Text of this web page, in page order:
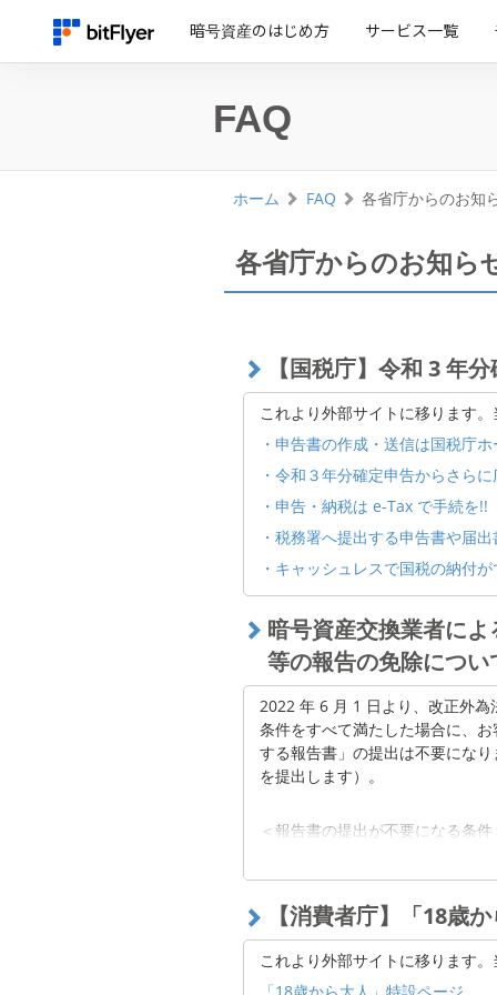
暗号資産のはじめ方 サービス一覧
FAQ
ホーム FAQ 各省庁からのお知
各省庁からのお知ら
【国税庁】令和 3 年
これより外部サイトに移ります
・申告書の作成・送信は国税庁
・令和３年分確定申告からさら
・申告・納税は e-Tax で手続を!!
・税務署へ提出する申告書や届
・キャッシュレスで国税の納付が
暗号資産交換業者に
等の報告の免除につい
2022 年 6 月 1 日より、改正外
条件をすべて満たした場合に、
する報告書」の提出は不要にな
を提出します）。
＜報告書の提出が不要になる条件
③ 暗号資産の売買または他の暗
介等（媒介、取次ぎまたは代理
【消費者庁】「18歳
これより外部サイトに移ります